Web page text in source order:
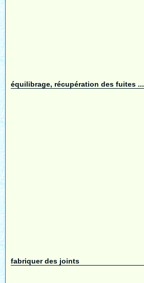
équilibrage, récupération des fuites ...
fabriquer des joints